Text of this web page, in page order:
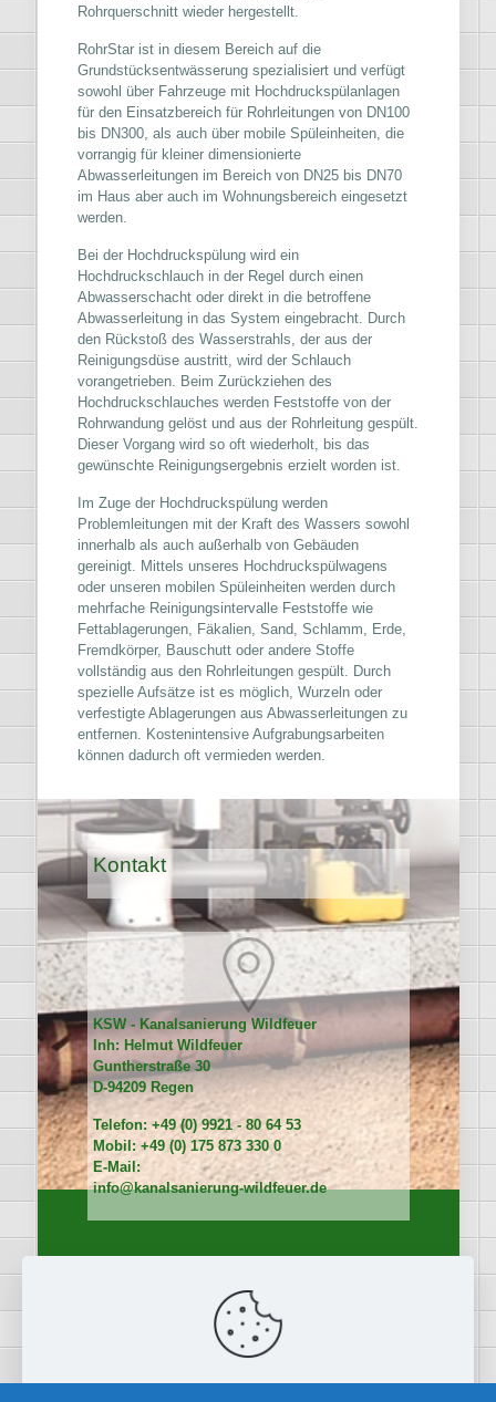
Rohrquerschnitt wieder hergestellt.
RohrStar ist in diesem Bereich auf die
Grundstücksentwässerung spezialisiert und verfügt
sowohl über Fahrzeuge mit Hochdruckspülanlagen
für den Einsatzbereich für Rohrleitungen von DN100
bis DN300, als auch über mobile Spüleinheiten, die
vorrangig für kleiner dimensionierte
Abwasserleitungen im Bereich von DN25 bis DN70
im Haus aber auch im Wohnungsbereich eingesetzt
werden.
Bei der Hochdruckspülung wird ein
Hochdruckschlauch in der Regel durch einen
Abwasserschacht oder direkt in die betroffene
Abwasserleitung in das System eingebracht. Durch
den Rückstoß des Wasserstrahls, der aus der
Reinigungsdüse austritt, wird der Schlauch
vorangetrieben. Beim Zurückziehen des
Hochdruckschlauches werden Feststoffe von der
Rohrwandung gelöst und aus der Rohrleitung gespült.
Dieser Vorgang wird so oft wiederholt, bis das
gewünschte Reinigungsergebnis erzielt worden ist.
Im Zuge der Hochdruckspülung werden
Problemleitungen mit der Kraft des Wassers sowohl
innerhalb als auch außerhalb von Gebäuden
gereinigt. Mittels unseres Hochdruckspülwagens
oder unseren mobilen Spüleinheiten werden durch
mehrfache Reinigungsintervalle Feststoffe wie
Fettablagerungen, Fäkalien, Sand, Schlamm, Erde,
Fremdkörper, Bauschutt oder andere Stoffe
vollständig aus den Rohrleitungen gespült. Durch
spezielle Aufsätze ist es möglich, Wurzeln oder
verfestigte Ablagerungen aus Abwasserleitungen zu
entfernen. Kostenintensive Aufgrabungsarbeiten
können dadurch oft vermieden werden.
Kontakt
KSW - Kanalsanierung Wildfeuer
Inh: Helmut Wildfeuer
Guntherstraße 30
D-94209 Regen
Telefon: +49 (0) 9921 - 80 64 53
Mobil: +49 (0) 175 873 330 0
E-Mail:
info@kanalsanierung-wildfeuer.de